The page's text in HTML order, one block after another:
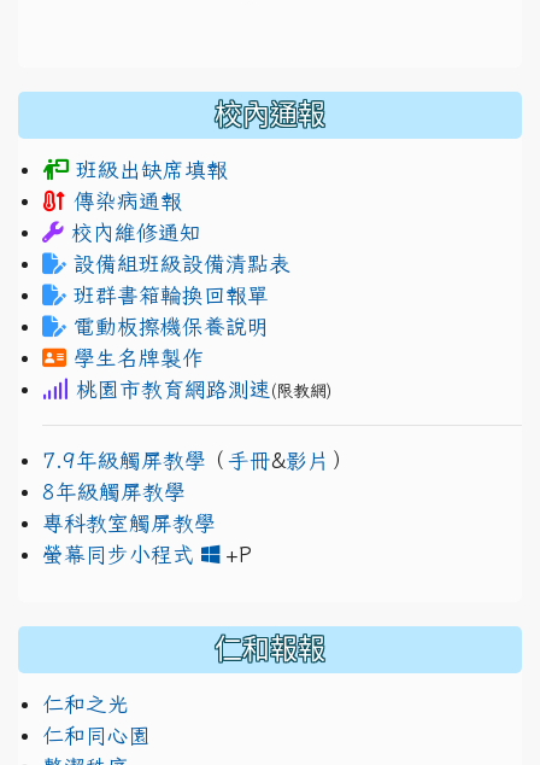
校內通報
班級出缺席填報
傳染病通報
校內維修通知
設備組班級設備清點表
班群書箱輪換回報單
電動板擦機保養說明
學生名牌製作
桃園市教育網路測速 (限教網)
7.9年級觸屏教學 （ 手冊&影片 ）
8年級觸屏教學
專科教室觸屏教學
螢幕同步小程式
+P
仁和報報
仁和之光
仁和同心園